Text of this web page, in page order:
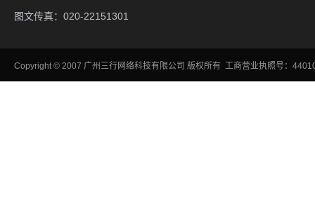
图文传真：020-22151301
Copyright© 2007 广州三行网络科技有限公司 版权所有 工商营业执照号：